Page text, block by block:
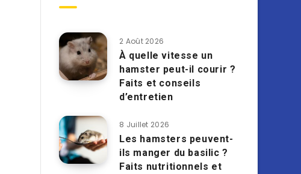
2 Août 2026
À quelle vitesse un
hamster peut-il courir ?
Faits et conseils
d’entretien
8 Juillet 2026
Les hamsters peuvent-
ils manger du basilic ?
Faits nutritionnels et